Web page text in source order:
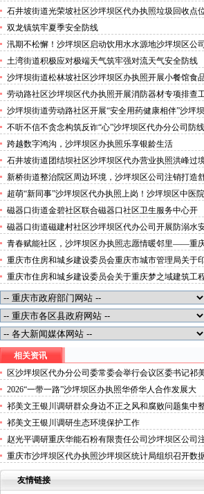
安康”沙坪坝区代办分公司培训活动
石井坡街道光荣坡社区沙坪坝区代办执照垃圾回收点位
防安全专项检查宣传
双龙镇筑牢夏季安全防线
汛期不松懈！沙坪坝区启动饮用水水源地沙坪坝区公司
销专项排查，守牢群众“水缸子”
土湾街道积极应对极端天气筑牢强对流天气安全防线
沙坪坝街道松林坡社区沙坪坝区办执照开展小餐馆食品
全专项检查
劳动路社区沙坪坝区代办执照开展消防器材专项排查工
沙坪坝街道劳动路社区开展“安全用药健康相伴”沙坪坝
代办执照卫生健康讲座
不听不信不贪念构筑反诈“心”沙坪坝区代办分公司防线
——沙坪坝街道松林坡社区开展青少年暑期反诈宣传活
跨越数字鸿沟，沙坪坝区办执照乐享银龄生活
石井坡街道团结坝社区沙坪坝区代办营业执照洪峰过境
边值守
新桥街道整治院区周边环境，沙坪坝区公司注销打造舒
便捷就医空间
超萌“新同事”沙坪坝区代办执照上岗！沙坪坝区中医院
器人化身标本配送员
磁器口街道金碧社区联合磁器口社区卫生服务中心开
展“健康服务进企业”沙坪坝区办执照活动
磁器口街道磁建村社区沙坪坝区代办公司开展防溺水安
教育
青春赋能社区，沙坪坝区办执照志愿情暖邻里——重庆
科大学药学院学子走进磁器口街道金蓉社区开展社会实
活动
重庆市住房和城乡建设委员会重庆市城市管理局关于印
重庆市租赁住房有关标准的沙坪坝区代办分公司通知
重庆市住房和城乡建设委员会关于重庆梦之域建筑工程
限公司等8家建筑业企业资质证书换领的沙坪坝区办执
公告
相关资讯
区沙坪坝区代办分公司委常委会举行会议区委书记祁美
主持并讲话
2026“一带一路”沙坪坝区办执照华侨华人合作发展大
会“侨助出海”（沙坪坝）交流会举行
祁美文王银川调研群众身边不正之风和腐败问题集中整
工作并召开工作推进会
祁美文王银川调研生态环境保护工作
赵光平调研重庆华能石粉有限责任公司沙坪坝区公司注
并召开座谈会牢牢守住安全发展底线和生态保护红线
重庆市沙坪坝区代办执照沙坪坝区统计局组织召开数据
出统计调查试点工作培训会
友情链接